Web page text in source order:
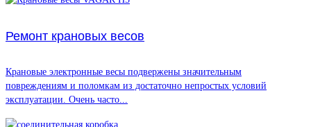
Ремонт крановых весов
Крановые электронные весы подвержены значительным
повреждениям и поломкам из достаточно непростых условий
эксплуатации. Очень часто...